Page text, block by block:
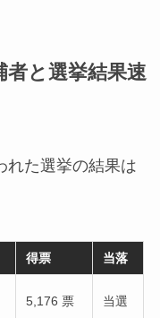
者と選挙結果速
れた選挙の結果は
得票 当落
5,176 票 当選